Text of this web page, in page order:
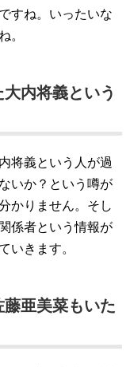
すね。いったいな
。
内将義という
将義という人が過
いか？という噂が
かりません。そし
係者という情報が
いきます。
亜美菜もいた